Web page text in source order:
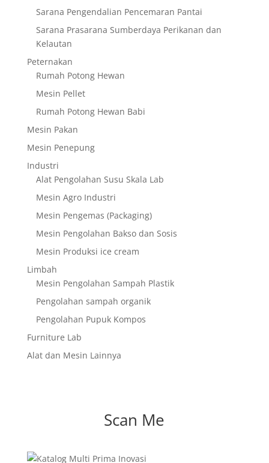
Sarana Pengendalian Pencemaran Pantai
Sarana Prasarana Sumberdaya Perikanan dan
Kelautan
Peternakan
Rumah Potong Hewan
Mesin Pellet
Rumah Potong Hewan Babi
Mesin Pakan
Mesin Penepung
Industri
Alat Pengolahan Susu Skala Lab
Mesin Agro Industri
Mesin Pengemas (Packaging)
Mesin Pengolahan Bakso dan Sosis
Mesin Produksi ice cream
Limbah
Mesin Pengolahan Sampah Plastik
Pengolahan sampah organik
Pengolahan Pupuk Kompos
Furniture Lab
Alat dan Mesin Lainnya
Scan Me